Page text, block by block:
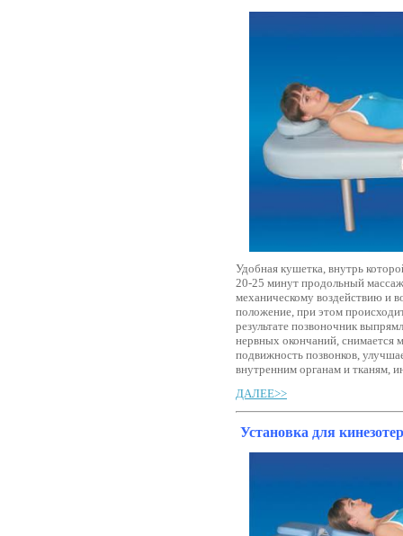
Удобная кушетка, внутрь
20-25 минут продольный
механическому воздействию и
положение, при этом
результате позвоночник
нервных окончаний, снимается
подвижность позвонков,
внутренним органам и тканям,
ДАЛЕЕ>>
Установка для